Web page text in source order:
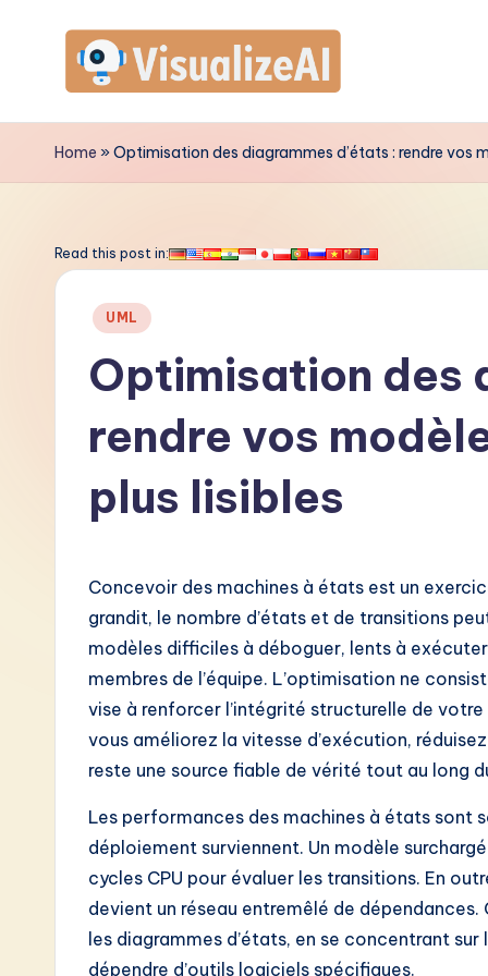
contentV
is
a
Home »Optimisation des diagrammes d’états : rendre vos
Read this post in:
Posted
UML
Optimisation des
rendre vos
plus lisibles
Concevoir des machines à états est un
grandit, le nombre d’états et de transitions
modèles difficiles à déboguer, lents à
membres de l’équipe. L’optimisation ne
vise à renforcer l’intégrité structurelle de
vous améliorez la vitesse d’exécution,
reste une source fiable de vérité tout au long
Les performances des machines à états sont
déploiement surviennent. Un modèle
cycles CPU pour évaluer les transitions. En
devient un réseau entremêlé de
les diagrammes d’états, en se concentrant
dépendre d’outils logiciels spécifiques.